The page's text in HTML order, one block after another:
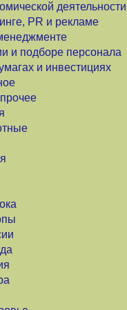
деятельности
PR и рекламе
и подборе персонала
и инвестициях